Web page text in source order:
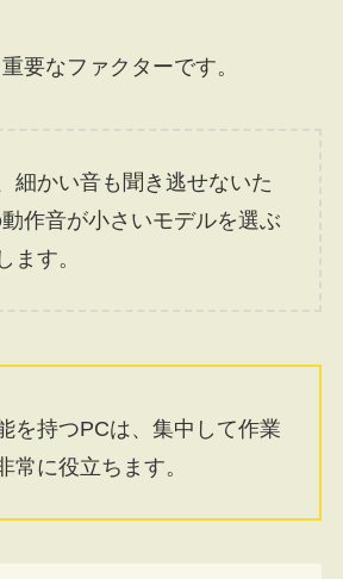
要なファクターです。
細かい音も聞き逃せないた
作音が小さいモデルを選ぶ
ます。
を持つPCは、集中して作業
常に役立ちます。